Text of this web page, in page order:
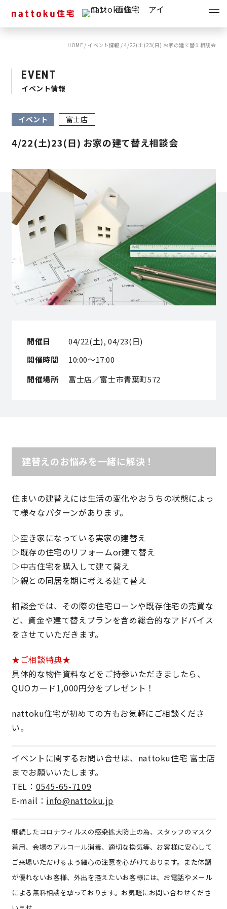
イベント
キャンペーン
ショールーム
モデルハウス
スタッフブログ
営業時間／10:00～20:00 定休日／年末年始
タップで電話をかける
来店・見学予約
理想の暮らしを引き出すデザイン力
家具まで標準仕様の空間コーディネート
耐震等級3 & 許容応力度計算 全棟標準
徹底したコストダウンの追求
頑丈で長持ちの外壁
2030年の省エネ基準住宅
100年点検住宅
快適な室内環境へのこだわり
ラインナップ
最響の家
Groovin’
nattoku住宅25周年記念モデル
Glass Arts
HOME/ イベント情報 / 4/22(土)23(日) お家の建て替え相談会
EVENT
イベント情報
イベント 富士店
4/22(土)23(日) お家の建て替え相談会
開催日
04/22(土), 04/23(日)
開催時間
10:00～17:00
開催場所
富士店／富士市青葉町572
建替えのお悩みを一緒に解決！
住まいの建替えには生活の変化やおうちの状態によっ
て様々なパターンがあります。
▷空き家になっている実家の建替え
▷既存の住宅のリフォームor建て替え
▷中古住宅を購入して建て替え
▷親との同居を期に考える建て替え
相談会では、その際の住宅ローンや既存住宅の売買な
ど、資金や建て替えプランを含め総合的なアドバイス
をさせていただきます。
★ご相談特典★
具体的な物件資料などをご持参いただきましたら、
QUOカード1,000円分をプレゼント！
nattoku住宅が初めての方もお気軽にご相談くださ
い。
イベントに関するお問い合せは、nattoku住宅 富士店
までお願いいたします。
TEL： 0545-65-7109
E-mail： info@nattoku.jp
継続したコロナウィルスの感染拡大防止の為、スタッフのマスク
着用、会場のアルコール消毒、適切な換気等、お客様に安心して
ご来場いただけるよう細心の注意を心がけております。また体調
が優れないお客様、外出を控えたいお客様には、お電話やメール
による無料相談を承っております。お気軽にお問い合わせくださ